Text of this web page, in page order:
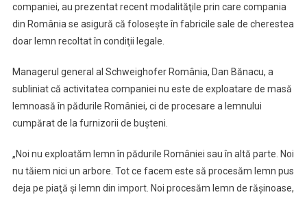
companiei, au prezentat recent modalităţile prin care compania
din România se asigură că foloseşte în fabricile sale de cherestea
doar lemn recoltat în condiţii legale.
Managerul general al Schweighofer România, Dan Bănacu, a
subliniat că activitatea companiei nu este de exploatare de masă
lemnoasă în pădurile României, ci de procesare a lemnului
cumpărat de la furnizorii de buşteni.
„Noi nu exploatăm lemn în pădurile României sau în altă parte. Noi
nu tăiem nici un arbore. Tot ce facem este să procesăm lemn pus
deja pe piaţă şi lemn din import. Noi procesăm lemn de răşinoase,